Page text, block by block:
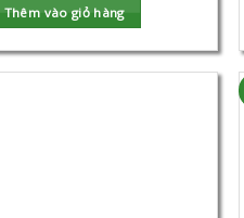
Thêm vào giỏ hàng